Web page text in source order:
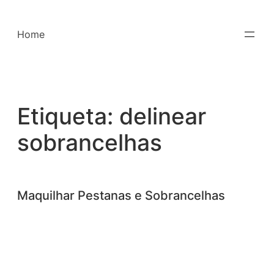
para
Home
Etiqueta: delinear
sobrancelhas
Maquilhar Pestanas e Sobrancelhas